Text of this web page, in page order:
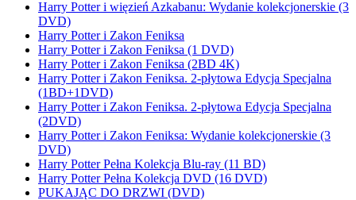
Harry Potter i więzień Azkabanu: Wydanie kolekcjonerskie (3
DVD)
Harry Potter i Zakon Feniksa
Harry Potter i Zakon Feniksa (1 DVD)
Harry Potter i Zakon Feniksa (2BD 4K)
Harry Potter i Zakon Feniksa. 2-płytowa Edycja Specjalna
(1BD+1DVD)
Harry Potter i Zakon Feniksa. 2-płytowa Edycja Specjalna
(2DVD)
Harry Potter i Zakon Feniksa: Wydanie kolekcjonerskie (3
DVD)
Harry Potter Pełna Kolekcja Blu-ray (11 BD)
Harry Potter Pełna Kolekcja DVD (16 DVD)
PUKAJĄC DO DRZWI (DVD)